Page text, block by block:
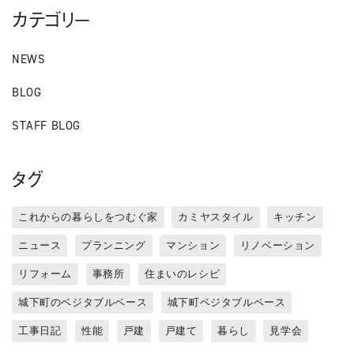
カテゴリー
NEWS
BLOG
STAFF BLOG
タグ
これからの暮らしをつむぐ家 カミヤスタイル キッチン
ニュース プランニング マンション リノベーション
リフォーム 事務所 住まいのレシピ
城下町のベジタブルベース 城下町ベジタブルベース
工事日記 性能 戸建 戸建て 暮らし 見学会